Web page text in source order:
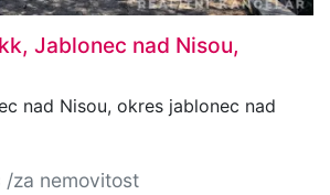
Jablonec nad Nisou,
nad Nisou, okres jablonec nad
/za nemovitost